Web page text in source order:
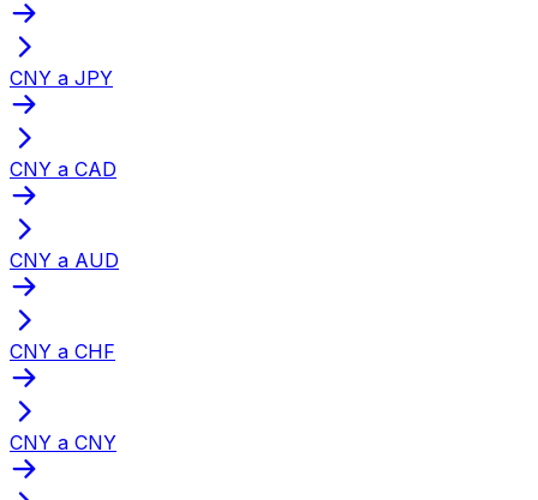
CNY a JPY
CNY a CAD
CNY a AUD
CNY a CHF
CNY a CNY